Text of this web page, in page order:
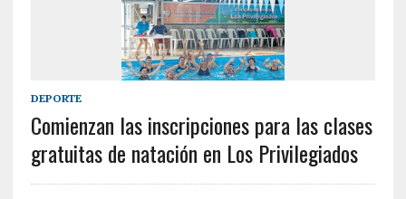
DEPORTE
Comienzan las inscripciones para las clases
gratuitas de natación en Los Privilegiados